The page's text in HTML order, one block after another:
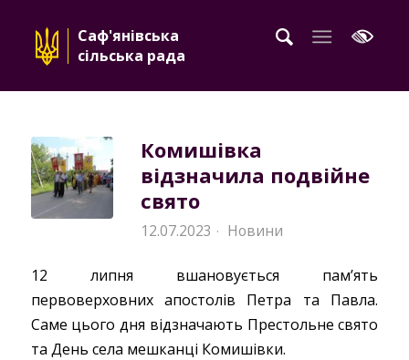
Саф'янівська
сільська рада
Комишівка
відзначила подвійне
свято
12.07.2023 · Новини
12 липня вшановується памʼять
первоверховних апостолів Петра та Павла.
Саме цього дня відзначають Престольне свято
та День села мешканці Комишівки.